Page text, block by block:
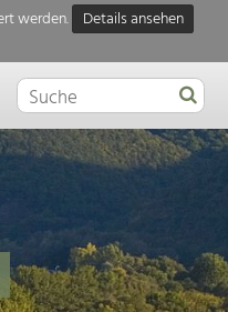
werden.
Details ansehen